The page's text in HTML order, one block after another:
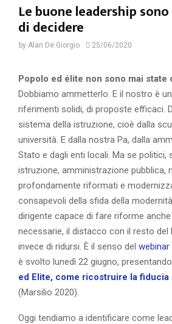
Le buone leadership
di decidere
by Alan De Giorgio 25/06/2020
Popolo ed élite non sono mai state
Dobbiamo ammetterlo. E il nostro è
riferimenti solidi, di proposte efficaci.
sistema della istruzione, cioè dalla
università. E dalla nostra Pa, dalla
Stato e dagli enti locali. Ma se politici,
istruzione, amministrazione pubblica,
profondamente riformati e
consapevoli della sfida della
dirigente capace di fare riforme
necessarie, il distacco con il resto del
invece di ridursi. È il senso del webinar
è svolto lunedì 22 giugno,
ed Elite, come ricostruire la fiducia
(Marsilio 2020).
Oggi tendiamo a identificare come